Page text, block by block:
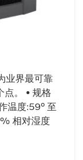
业界最可靠
。 • 规格
温度:59° 至
相对湿度